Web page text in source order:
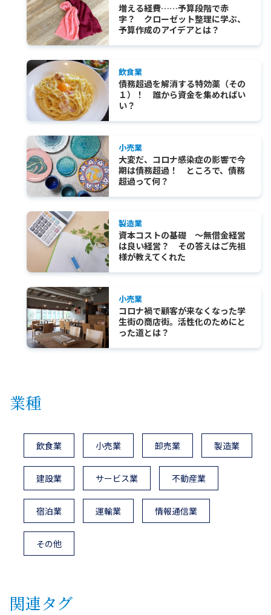
増える経費……予算段階で赤
字？ クローゼット整理に学ぶ、
予算作成のアイデアとは？
飲食業
債務超過を解消する特効薬（その
１）！ 誰から資金を集めればい
い？
小売業
大変だ、コロナ感染症の影響で今
期は債務超過！ ところで、債務
超過って何？
製造業
資本コストの基礎 ～無借金経営
は良い経営？ その答えはご先祖
様が教えてくれた
小売業
コロナ禍で顧客が来なくなった学
生街の商店街。活性化のためにと
った道とは？
業種
飲食業 小売業 卸売業 製造業
建設業 サービス業 不動産業
宿泊業 運輸業 情報通信業
その他
関連タグ